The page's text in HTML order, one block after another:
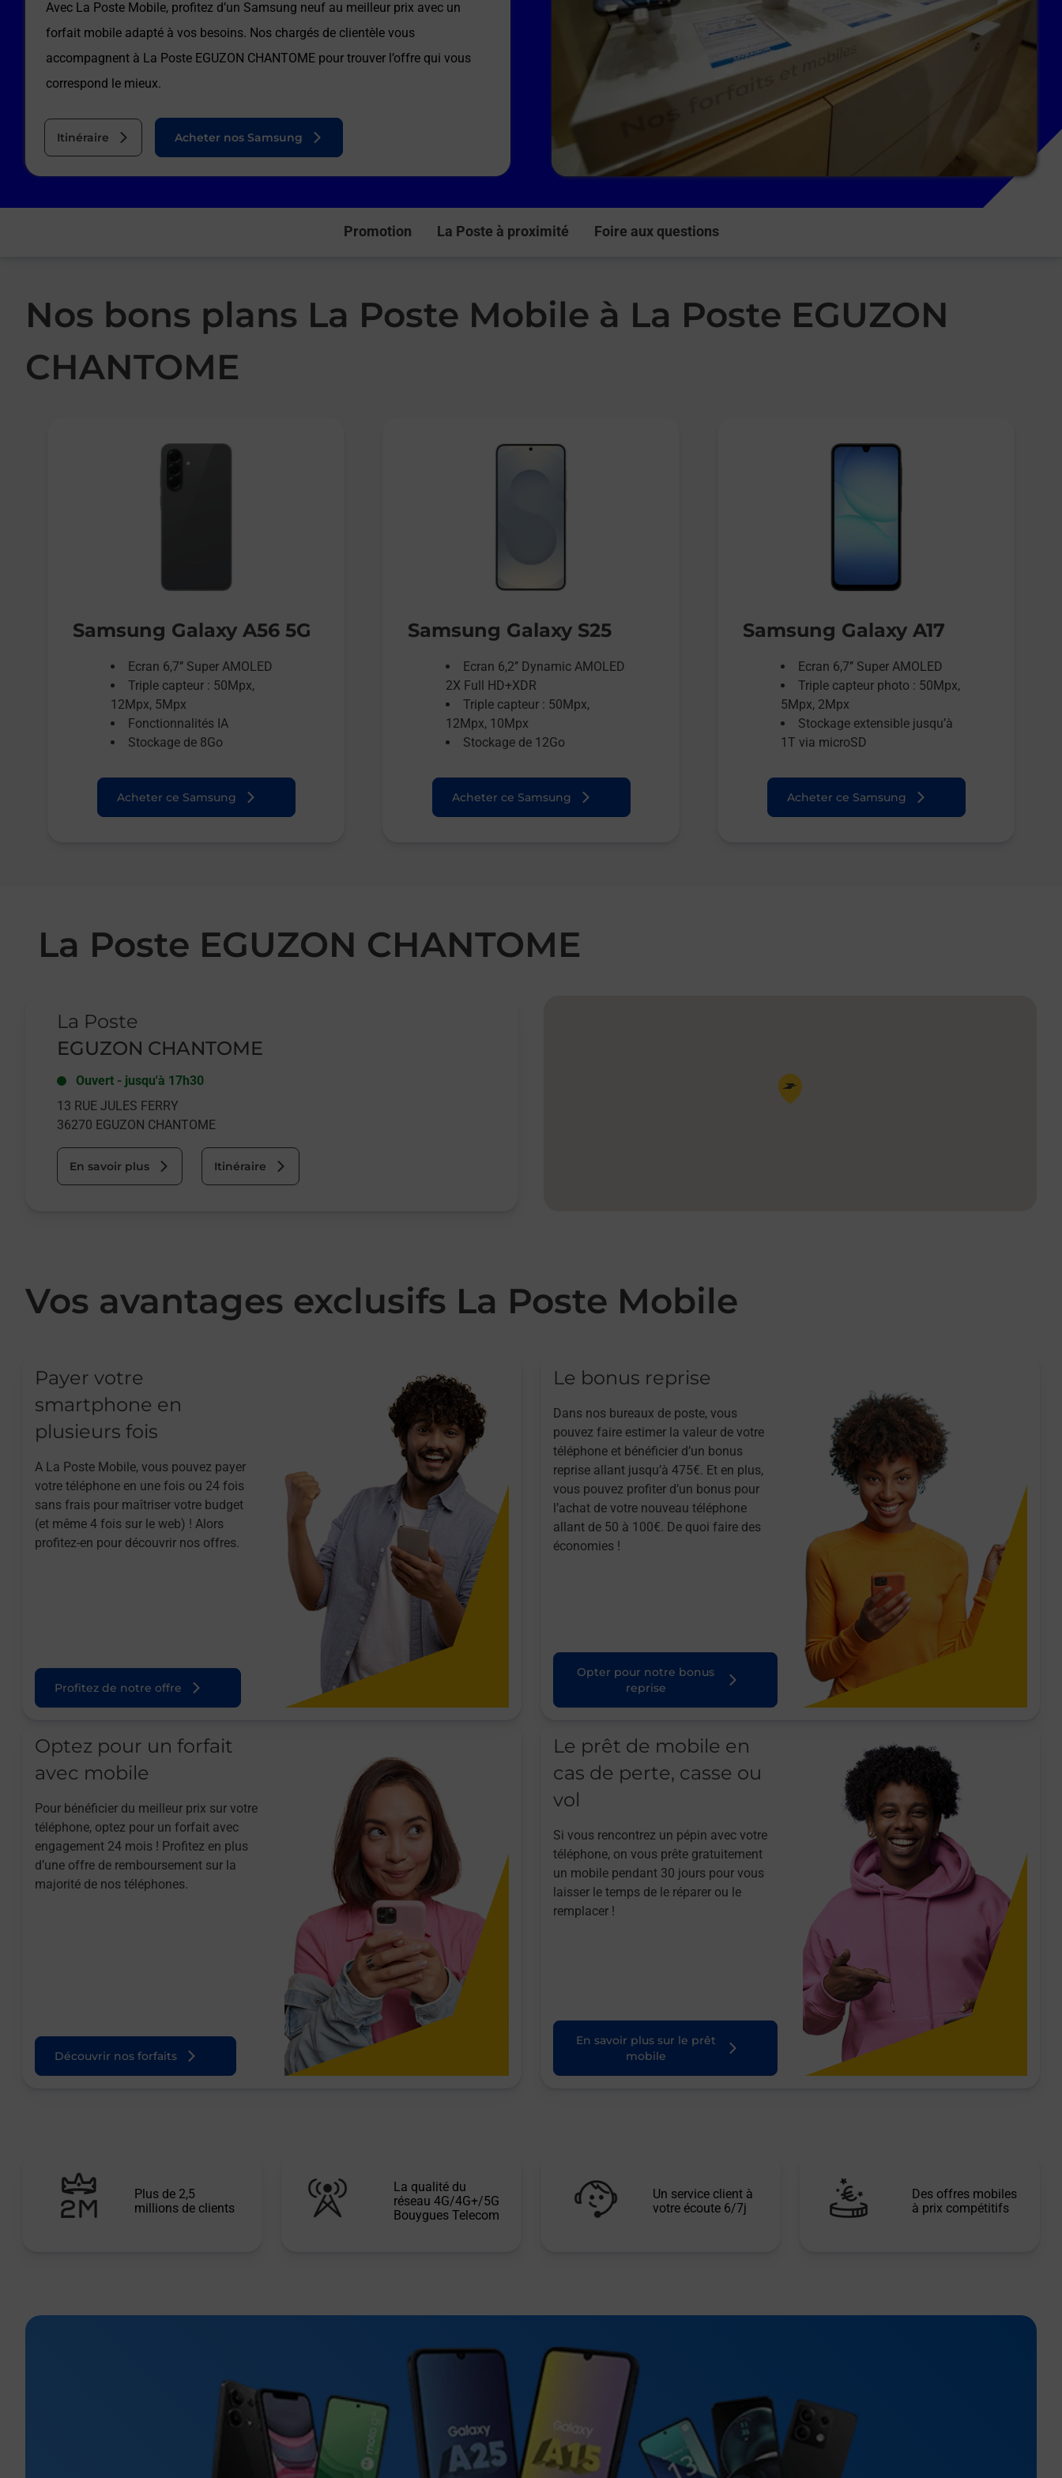
Avec La Poste Mobile, profitez d’un Samsung neuf au meilleur prix avec un
forfait mobile adapté à vos besoins. Nos chargés de clientèle vous
accompagnent à La Poste EGUZON CHANTOME pour trouver l’offre qui vous
correspond le mieux.
Itinéraire Acheter nos Samsung
Promotion La Poste à proximité Foire aux questions
Nos bons plans La Poste Mobile à La Poste EGUZON
CHANTOME
Samsung Galaxy A56 5G
Ecran 6,7’’ Super AMOLED
Triple capteur : 50Mpx,
12Mpx, 5Mpx
Fonctionnalités IA
Stockage de 8Go
Acheter ce Samsung
Samsung Galaxy S25
Ecran 6,2’’ Dynamic AMOLED
2X Full HD+XDR
Triple capteur : 50Mpx,
12Mpx, 10Mpx
Stockage de 12Go
Acheter ce Samsung
Samsung Galaxy A17
Ecran 6,7’’ Super AMOLED
Triple capteur photo : 50Mpx,
5Mpx, 2Mpx
Stockage extensible jusqu’à
1T via microSD
Acheter ce Samsung
La Poste EGUZON CHANTOME
La Poste
EGUZON CHANTOME
Ouvert - jusqu'à 17h30
13 RUE JULES FERRY
36270 EGUZON CHANTOME
En savoir plus Itinéraire
Pin de la carte
Vos avantages exclusifs La Poste Mobile
Payer votre
smartphone en
plusieurs fois
A La Poste Mobile, vous pouvez payer
votre téléphone en une fois ou 24 fois
sans frais pour maîtriser votre budget
(et même 4 fois sur le web) ! Alors
profitez-en pour découvrir nos offres.
Profitez de notre offre
Le bonus reprise
Dans nos bureaux de poste, vous
pouvez faire estimer la valeur de votre
téléphone et bénéficier d’un bonus
reprise allant jusqu’à 475€. Et en plus,
vous pouvez profiter d’un bonus pour
l’achat de votre nouveau téléphone
allant de 50 à 100€. De quoi faire des
économies !
Opter pour notre bonus
reprise
Optez pour un forfait
avec mobile
Pour bénéficier du meilleur prix sur votre
téléphone, optez pour un forfait avec
engagement 24 mois ! Profitez en plus
d’une offre de remboursement sur la
majorité de nos téléphones.
Découvrir nos forfaits
Le prêt de mobile en
cas de perte, casse ou
vol
Si vous rencontrez un pépin avec votre
téléphone, on vous prête gratuitement
un mobile pendant 30 jours pour vous
laisser le temps de le réparer ou le
remplacer !
En savoir plus sur le prêt
mobile
Plus de 2,5
millions de clients
La qualité du
réseau 4G/4G+/5G
Bouygues Telecom
Un service client à
votre écoute 6/7j
Des offres mobiles
à prix compétitifs